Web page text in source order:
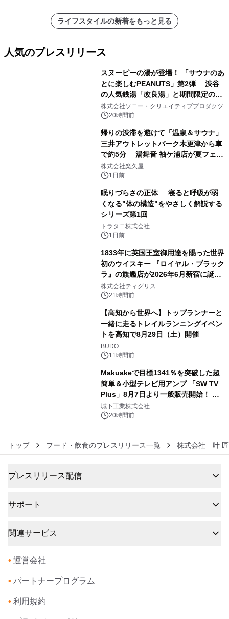
ライフスタイルの新着をもっと見る
人気のプレスリリース
スヌーピーの湯が登場！ 「サウナのあ
とに楽しむPEANUTS」第2弾 渋谷
の人気銭湯「改良湯」と期間限定のコ
ラボレーション サウナイキタイコラ
ボグッズも発売決定！
株式会社ソニー・クリエイティブプロダクツ
20時間前
帰りの渋滞を避けて「温泉＆サウナ」
三井アウトレットパーク木更津から車
で約5分 湯舞音 袖ケ浦店が夏フェア
メニューを提供
株式会社楽久屋
1日前
眠りづらさの正体──寝ると呼吸が弱
くなる"体の構造"をやさしく解説する
シリーズ第1回
トラタニ株式会社
1日前
1833年に英国王室御用達を賜った世界
初のウイスキー 『ロイヤル・ブラック
ラ』の旗艦店が2026年6月新宿に誕
生 バカルディ ジャパンと連携した
没入型バー「BAR Arca」
株式会社ティグリス
21時間前
【高知から世界へ】トップランナーと
一緒に走るトレイルランニングイベン
トを高知で8月29日（土）開催
BUDO
11時間前
Makuakeで目標1341％を突破した超
簡単＆小型テレビ用アンプ 「SW TV
Plus」8月7日より一般販売開始！ ケ
ーブル1本つなぐだけ、テレビの音が
ぐっと豊かに
城下工業株式会社
20時間前
トップ フード・飲食のプレスリリース一覧 株式会社 叶
プレスリリース配信
サポート
関連サービス
• 運営会社
• パートナープログラム
• 利用規約